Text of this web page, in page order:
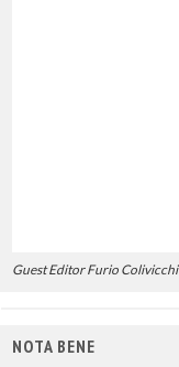
Guest Editor Furio Colivicchi
NOTA BENE